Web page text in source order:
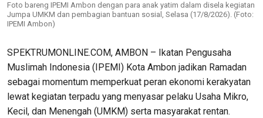
Foto bareng IPEMI Ambon dengan para anak yatim dalam disela kegiatan
Jumpa UMKM dan pembagian bantuan sosial, Selasa (17/8/2026). (Foto:
IPEMI Ambon)
SPEKTRUMONLINE.COM, AMBON – Ikatan Pengusaha
Muslimah Indonesia (IPEMI) Kota Ambon jadikan Ramadan
sebagai momentum memperkuat peran ekonomi kerakyatan
lewat kegiatan terpadu yang menyasar pelaku Usaha Mikro,
Kecil, dan Menengah (UMKM) serta masyarakat rentan.